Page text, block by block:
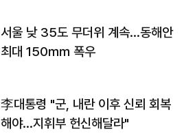
서울 낮 35도 무더위 계속…동해안
최대 150㎜ 폭우
李대통령 "군, 내란 이후 신뢰 회복
해야…지휘부 헌신해달라"